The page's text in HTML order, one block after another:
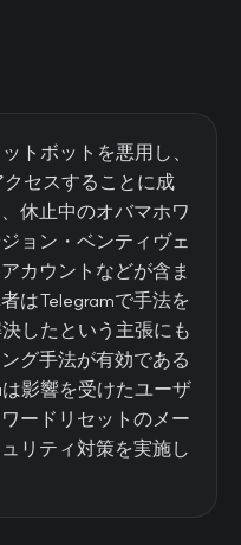
トボットを悪用し、
セスすることに成
休止中のオバマホワ
ョン・ベンティヴェ
カウントなどが含ま
はTelegramで手法を
したという主張にも
グ手法が有効である
影響を受けたユーザ
ードリセットのメー
リティ対策を実施し